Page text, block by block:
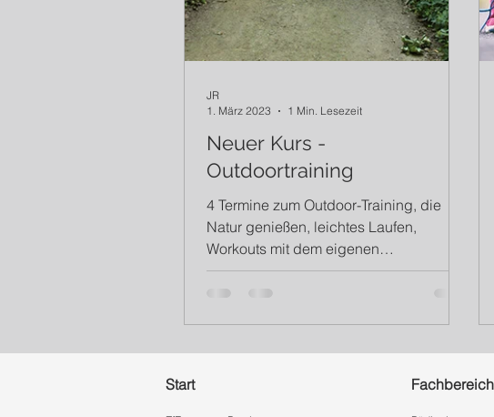
Neuer Kurs -
Outdoortraining
4 Termine zum Outdoor-Training, die
Natur genießen, leichtes Laufen,
Workouts mit dem eigenen
Körpergewicht, bei jedem Wetter
JR
1. März 2023
1 Min. Lesezeit
Start